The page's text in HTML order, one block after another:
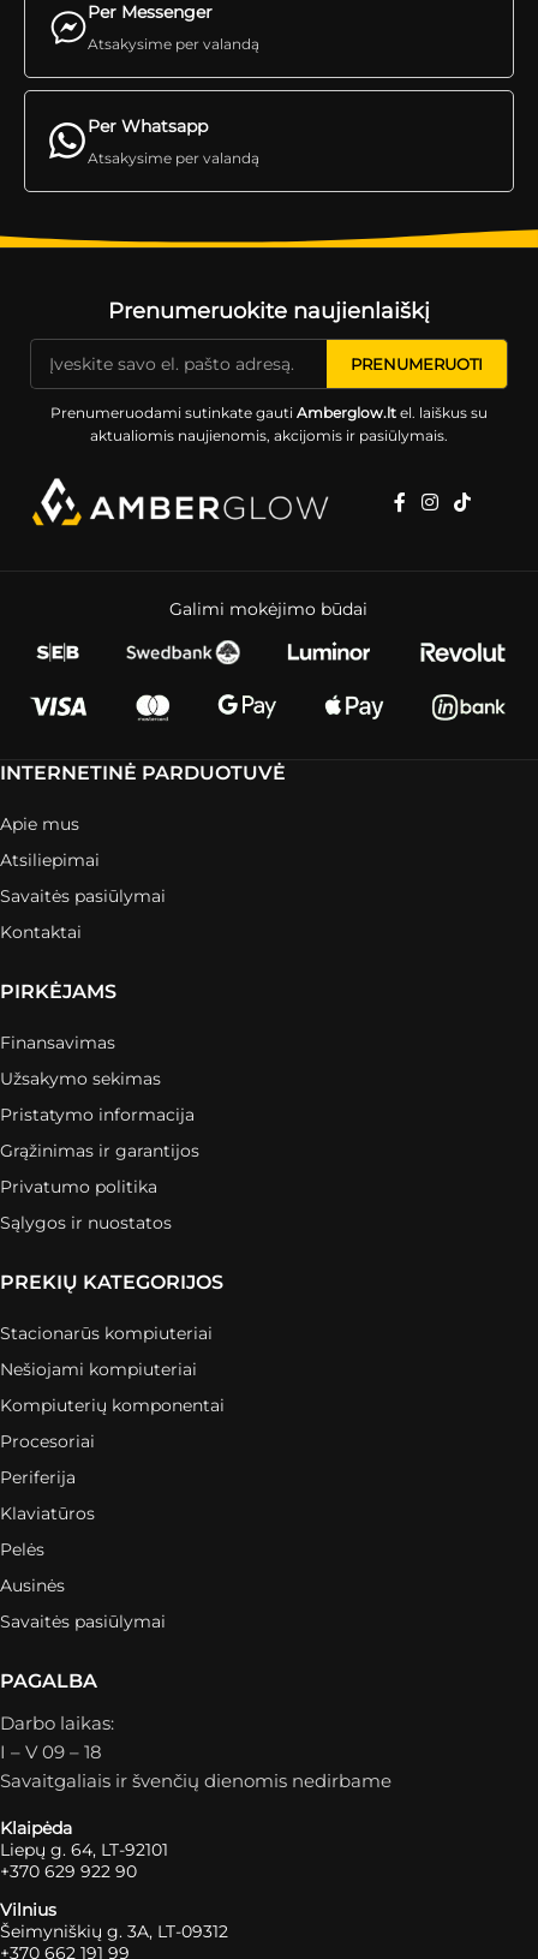
Per Messenger
Atsakysime per valandą
Per Whatsapp
Atsakysime per valandą
Prenumeruokite naujienlaiškį
Prenumeruodami sutinkate gauti Amberglow.ltel. laiškus su
aktualiomis naujienomis, akcijomis ir pasiūlymais.
Galimi mokėjimo būdai
INTERNETINĖ PARDUOTUVĖ
Apie mus
Atsiliepimai
Savaitės pasiūlymai
Kontaktai
PIRKĖJAMS
Finansavimas
Užsakymo sekimas
Pristatymo informacija
Grąžinimas ir garantijos
Privatumo politika
Sąlygos ir nuostatos
PREKIŲ KATEGORIJOS
Stacionarūs kompiuteriai
Nešiojami kompiuteriai
Kompiuterių komponentai
Procesoriai
Periferija
Klaviatūros
Pelės
Ausinės
Savaitės pasiūlymai
PAGALBA
Darbo laikas:
I – V 09 – 18
Savaitgaliais ir švenčių dienomis nedirbame
Klaipėda
Liepų g. 64, LT-92101
+370 629 922 90
Vilnius
Šeimyniškių g. 3A, LT-09312
+370 662 191 99